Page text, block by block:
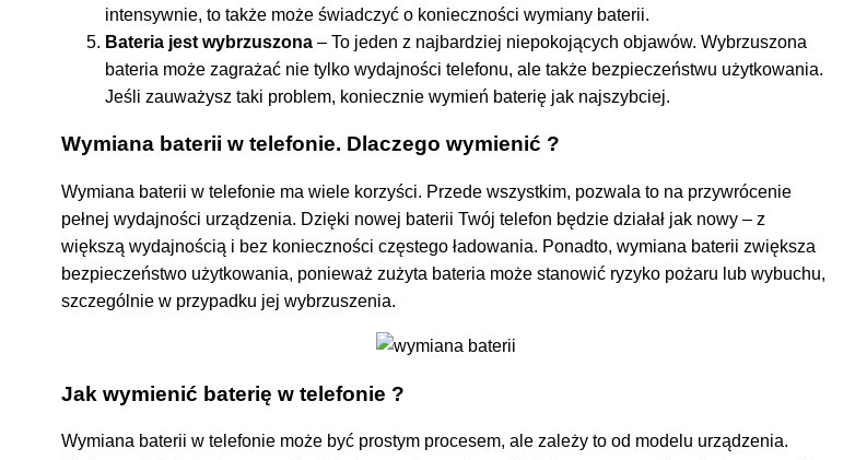
intensywnie, to także może świadczyć o konieczności wymiany baterii.
Bateria jest wybrzuszona – To jeden z najbardziej niepokojących objawów. Wybrzuszona
bateria może zagrażać nie tylko wydajności telefonu, ale także bezpieczeństwu użytkowania.
Jeśli zauważysz taki problem, koniecznie wymień baterię jak najszybciej.
Wymiana baterii w telefonie. Dlaczego wymienić ?
Wymiana baterii w telefonie ma wiele korzyści. Przede wszystkim, pozwala to na przywrócenie
pełnej wydajności urządzenia. Dzięki nowej baterii Twój telefon będzie działał jak nowy – z
większą wydajnością i bez konieczności częstego ładowania. Ponadto, wymiana baterii zwiększa
bezpieczeństwo użytkowania, ponieważ zużyta bateria może stanowić ryzyko pożaru lub wybuchu,
szczególnie w przypadku jej wybrzuszenia.
Jak wymienić baterię w telefonie ?
Wymiana baterii w telefonie może być prostym procesem, ale zależy to od modelu urządzenia.